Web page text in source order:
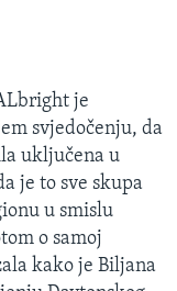
je
svjedočenju, da
uključena u
je to sve skupa
u smislu
o samoj
kako je Biljana